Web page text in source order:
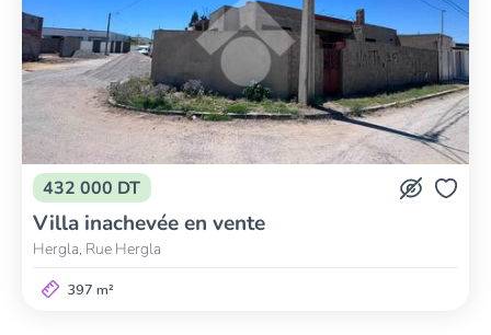
432 000 DT
Villa inachevée en vente
Hergla, Rue Hergla
397 m²